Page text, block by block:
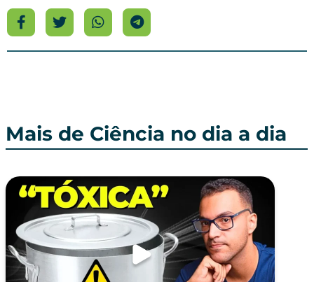
Mais de Ciência no dia a dia